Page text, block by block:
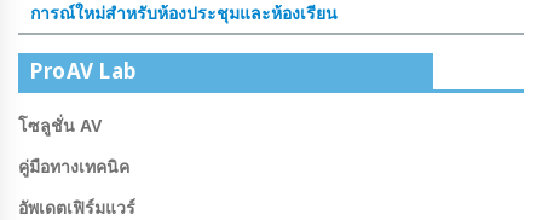
การณ์ใหม่สําหรับห้องประชุมและห้องเรียน
ProAV Lab
โซลูชั่น AV
คู่มือทางเทคนิค
อัพเดตเฟิร์มแวร์